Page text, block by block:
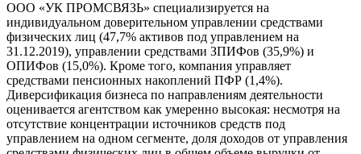
ООО «УК ПРОМСВЯЗЬ» специализируется на
индивидуальном доверительном управлении средствами
физических лиц (47,7% активов под управлением на
31.12.2019), управлении средствами ЗПИФов (35,9%) и
ОПИФов (15,0%). Кроме того, компания управляет
средствами пенсионных накоплений ПФР (1,4%).
Диверсификация бизнеса по направлениям деятельности
оценивается агентством как умеренно высокая: несмотря на
отсутствие концентрации источников средств под
управлением на одном сегменте, доля доходов от управления